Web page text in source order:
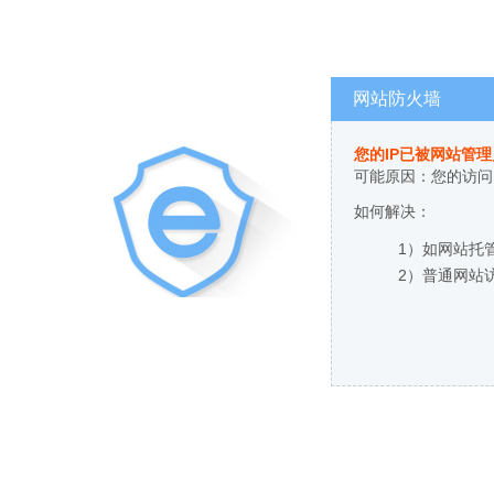
网站防火墙
您的IP已被网站管
可能原因：您的访
如何解决：
1）如网站托
2）普通网站